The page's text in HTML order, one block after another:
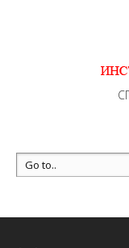
перерывов в